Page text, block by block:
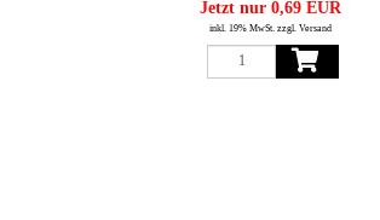
Jetzt nur 0,69 EUR
inkl. 19% MwSt. zzgl. Versand